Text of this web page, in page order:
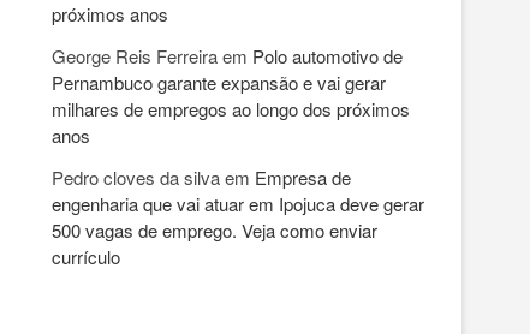
próximos anos
George Reis Ferreiraem Polo automotivo de
Pernambuco garante expansão e vai gerar
milhares de empregos ao longo dos próximos
anos
Pedro cloves da silvaem Empresa de
engenharia que vai atuar em Ipojuca deve gerar
500 vagas de emprego. Veja como enviar
currículo